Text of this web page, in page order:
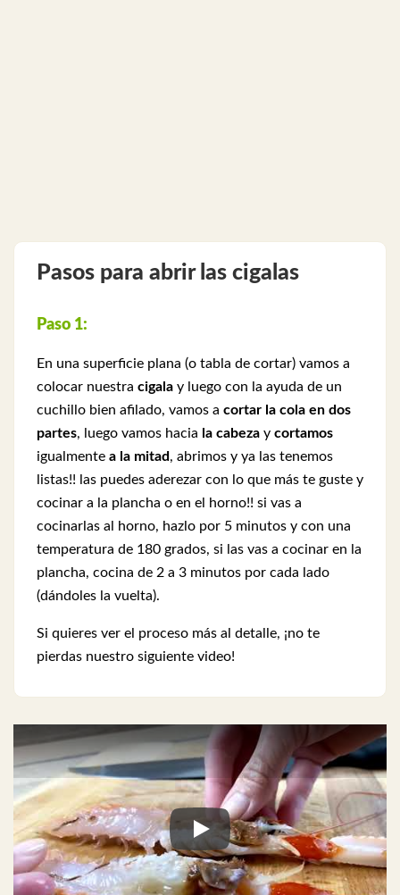
Pasos para abrir las cigalas
Paso 1:
En una superficie plana (o tabla de cortar) vamos a
colocar nuestra cigala y luego con la ayuda de un
cuchillo bien afilado, vamos a cortar la cola en dos
partes, luego vamos hacia la cabeza y cortamos
igualmente a la mitad, abrimos y ya las tenemos
listas!! las puedes aderezar con lo que más te guste y
cocinar a la plancha o en el horno!! si vas a
cocinarlas al horno, hazlo por 5 minutos y con una
temperatura de 180 grados, si las vas a cocinar en la
plancha, cocina de 2 a 3 minutos por cada lado
(dándoles la vuelta).
Si quieres ver el proceso más al detalle, ¡no te
pierdas nuestro siguiente video!
Play